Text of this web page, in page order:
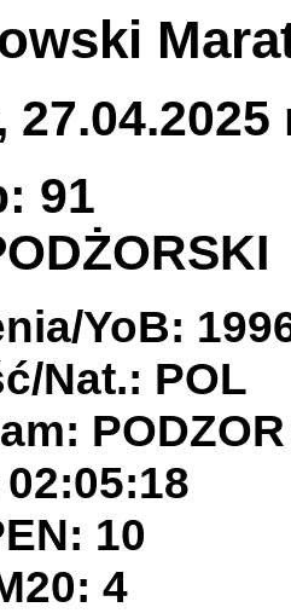
91
YoB:
Nat.: POL
10
4